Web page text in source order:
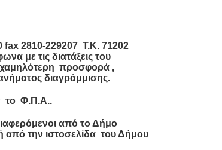
fax 2810-229207 Τ.Κ. 71202
με τις διατάξεις του
χαμηλότερη προσφορά ,
διαγράμμισης.
το Φ.Π.Α..
από τοΔήμο
από την ιστοσελίδα του Δήμου